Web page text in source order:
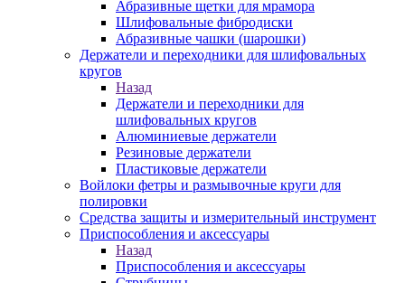
Абразивные щетки для мрамора
Шлифовальные фибродиски
Абразивные чашки (шарошки)
Держатели и переходники для шлифовальных
кругов
Назад
Держатели и переходники для
шлифовальных кругов
Алюминиевые держатели
Резиновые держатели
Пластиковые держатели
Войлоки фетры и размывочные круги для
полировки
Средства защиты и измерительный инструмент
Приспособления и аксессуары
Назад
Приспособления и аксессуары